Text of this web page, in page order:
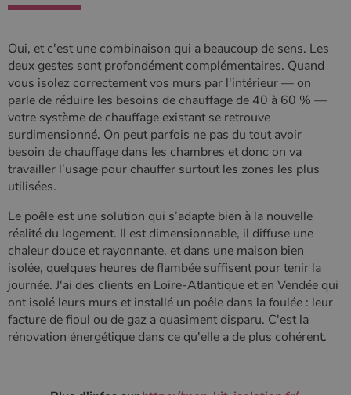
Oui, et c'est une combinaison qui a beaucoup de sens. Les
deux gestes sont profondément complémentaires. Quand
vous isolez correctement vos murs par l'intérieur — on
parle de réduire les besoins de chauffage de 40 à 60 % —
votre système de chauffage existant se retrouve
surdimensionné. On peut parfois ne pas du tout avoir
besoin de chauffage dans les chambres et donc on va
travailler l’usage pour chauffer surtout les zones les plus
utilisées.
Le poêle est une solution qui s’adapte bien à la nouvelle
réalité du logement. Il est dimensionnable, il diffuse une
chaleur douce et rayonnante, et dans une maison bien
isolée, quelques heures de flambée suffisent pour tenir la
journée. J'ai des clients en Loire-Atlantique et en Vendée qui
ont isolé leurs murs et installé un poêle dans la foulée : leur
facture de fioul ou de gaz a quasiment disparu. C'est la
rénovation énergétique dans ce qu'elle a de plus cohérent.